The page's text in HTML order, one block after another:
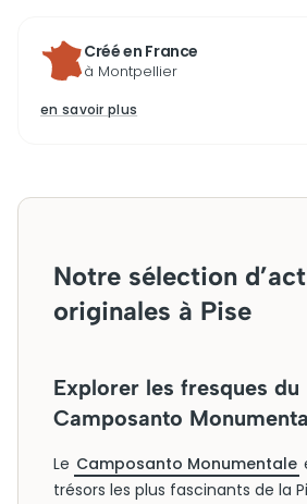
Créé en France
à Montpellier
en savoir plus
Notre sélection
originales à Pise
Explorer les fresques du
Camposanto
Le Camposanto Monumentale
trésors les plus fascinants de la